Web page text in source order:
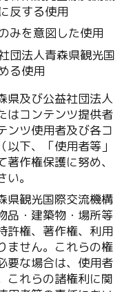
反する使用
みを意図した使用
団法人青森県観光国
る使用
県及び公益社団法人
はコンテンツ提供者
ンツ使用者及び各コ
下、「使用者等」
作権保護に努め、
。
県観光国際交流機構
品・建築物・場所等
許権、著作権、利用
ません。これらの権
要な場合は、使用者
これらの諸権利に関